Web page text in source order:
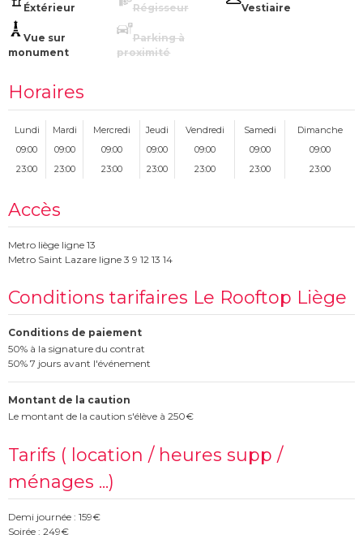
Éxtérieur Régisseur Vestiaire
Vue sur
monument
Parking à
proximité
Horaires
Lundi Mardi Mercredi Jeudi Vendredi Samedi
Dimanche
09:00
09:00 09:00 09:00 09:00 09:00
09:00
23:00
23:00 23:00 23:00 23:00 23:00 23:00
Accès
Metro liège ligne 13
Metro Saint Lazare ligne 3 9 12 13 14
Conditions tarifaires Le Rooftop Liège
Conditions de paiement
50% à la signature du contrat
50% 7 jours avant l'événement
Montant de la caution
Le montant de la caution s'élève à 250€
Tarifs ( location / heures supp /
ménages ...)
Demi journée : 159€
Soirée : 249€